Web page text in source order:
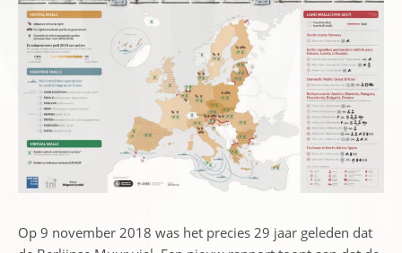
Op 9 november 2018 was het precies 29 jaar geleden dat